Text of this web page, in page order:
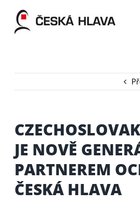
content
JE NOVĚ
PARTNEREM
ČESKÁ HLAVA